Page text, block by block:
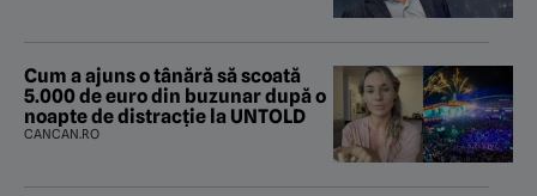
Cum a ajuns o tânără să scoată
5.000 de euro din buzunar după o
noapte de distracție la UNTOLD
CANCAN.RO